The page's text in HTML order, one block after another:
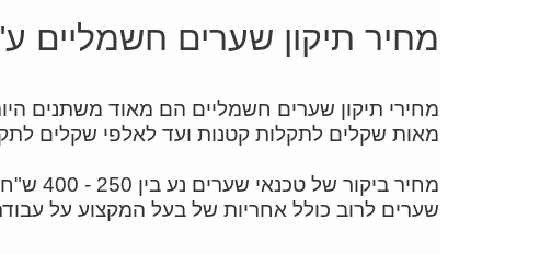
מחיר תיקון שערים חשמליים
מחירי תיקון שערים חשמליים הם מאוד משתנים
מאות שקלים לתקלות קטנות ועד לאלפי שקלים
מחיר
שערים לרוב כולל אחריות של בעל המקצוע על